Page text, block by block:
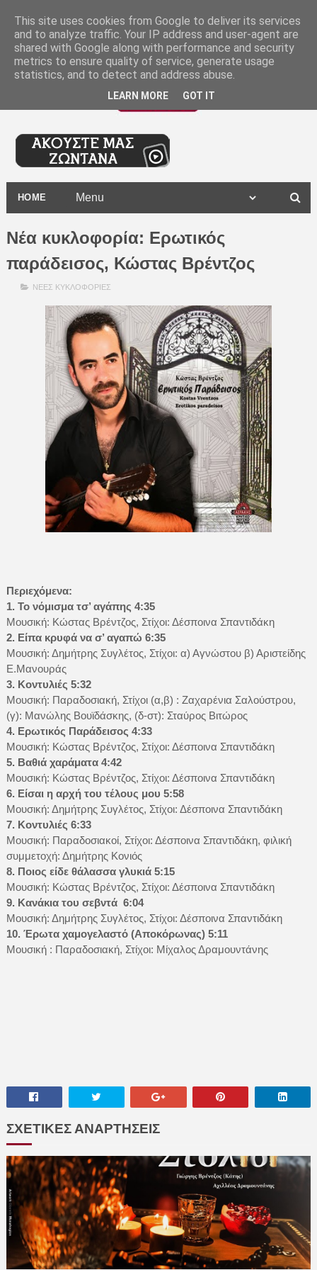
HOME
Νέα κυκλοφορία: Ερωτικός
παράδεισος, Κώστας Βρέντζος
ΝΕΕΣ ΚΥΚΛΟΦΟΡΙΕΣ
Περιεχόμενα:
1. Το νόμισμα τσ’ αγάπης 4:35
Μουσική: Κώστας Βρέντζος, Στίχοι: Δέσποινα Σπαντιδάκη
2. Είπα κρυφά να σ’ αγαπώ 6:35
Μουσική: Δημήτρης Συγλέτος, Στίχοι: α) Αγνώστου β) Αριστείδης
Ε.Μανουράς
3. Κοντυλιές 5:32
Μουσική: Παραδοσιακή, Στίχοι (α,β) : Ζαχαρένια Σαλούστρου,
(γ): Μανώλης Βουϊδάσκης, (δ-στ): Σταύρος Βιτώρος
4. Ερωτικός Παράδεισος 4:33
Μουσική: Κώστας Βρέντζος, Στίχοι: Δέσποινα Σπαντιδάκη
5. Βαθιά χαράματα 4:42
Μουσική: Κώστας Βρέντζος, Στίχοι: Δέσποινα Σπαντιδάκη
6. Είσαι η αρχή του τέλους μου 5:58
Μουσική: Δημήτρης Συγλέτος, Στίχοι: Δέσποινα Σπαντιδάκη
7. Κοντυλιές 6:33
Μουσική: Παραδοσιακοί, Στίχοι: Δέσποινα Σπαντιδάκη, φιλική
συμμετοχή: Δημήτρης Κονιός
8. Ποιος είδε θάλασσα γλυκιά 5:15
Μουσική: Κώστας Βρέντζος, Στίχοι: Δέσποινα Σπαντιδάκη
9. Κανάκια του σεβντά 6:04
Μουσική: Δημήτρης Συγλέτος, Στίχοι: Δέσποινα Σπαντιδάκη
10. Έρωτα χαμογελαστό (Αποκόρωνας) 5:11
Μουσική : Παραδοσιακή, Στίχοι: Μίχαλος Δραμουντάνης
ΣΧΕΤΙΚΕΣ ΑΝΑΡΤΗΣΕΙΣ
This site uses cookies from Google to deliver its services
and to analyze traffic. Your IP address and user-agent are
shared with Google along with performance and security
metrics to ensure quality of service, generate usage
statistics, and to detect and address abuse.
LEARN MORE GOT IT